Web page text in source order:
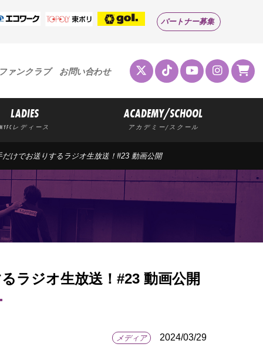
パートナー募集
ァンクラブ お問い合わせ
LADIES
レディース
ACADEMY/SCHOOL
アカデミー/スクール
けでお送りするラジオ生放送！#23 動画公開
ラジオ生放送！#23 動画公開
メディア 2024/03/29